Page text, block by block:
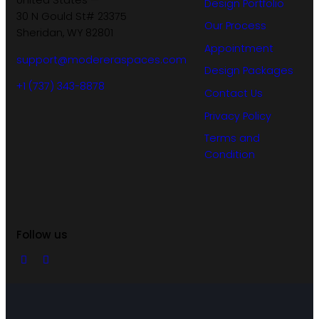
30 N Gould St# 23375
Sheridan, WY 82801
support@modereraspaces.com
+1 (737) 343-8878
Design Portfolio
Our Process
Appointment
Design Packages
Contact Us
Privacy Policy
Terms and
Condition
Follow us